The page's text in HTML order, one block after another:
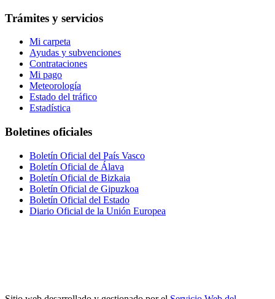
Trámites y servicios
Mi carpeta
Ayudas y subvenciones
Contrataciones
Mi pago
Meteorología
Estado del tráfico
Estadística
Boletines oficiales
Boletín Oficial del País Vasco
Boletín Oficial de Álava
Boletín Oficial de Bizkaia
Boletín Oficial de Gipuzkoa
Boletín Oficial del Estado
Diario Oficial de la Unión Europea